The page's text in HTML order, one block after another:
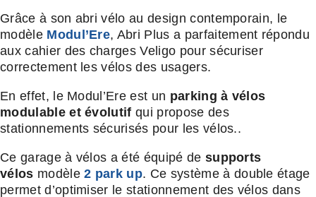
Grâce à son abri vélo au design contemporain, le
modèle Modul’Ere, Abri Plus a parfaitement répondu
aux cahier des charges Veligo pour sécuriser
correctement les vélos des usagers.
En effet, le Modul’Ere est un parking à vélos
modulable et évolutif qui propose des
stationnements sécurisés pour les vélos..
Ce garage à vélos a été équipé de supports
vélos modèle2 park up. Ce système à double étage
permet d’optimiser le stationnement des vélos dans